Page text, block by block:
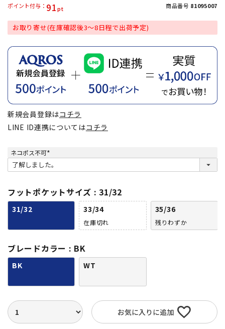
91
ポイント付与 商品番号 81095007
お取り寄せ(在庫確認後3～8日程で出荷予定)
新規会員登録はコチラ
LINE ID連携についてはコチラ
ネコポス不可
(
必
須
フットポケットサイズ 31/32
31/32 33/34
在庫切れ
35/36
残りわずか
ブレードカラー BK
BK WT
お気に入りに追加